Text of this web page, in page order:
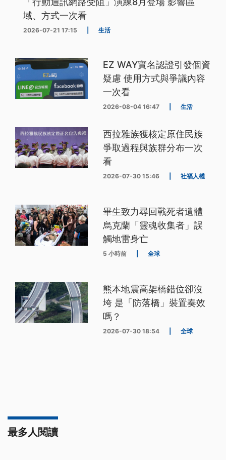
域、方式一次看
2026-07-21 17:15 生活
EZ WAY實名認證引發個資
疑慮 使用方式與爭議內容
一次看
2026-08-04 16:47 生活
西拉雅族獲核定原住民族
爭取過程與族群分布一次
看
2026-07-30 15:46 社福人權
畢生致力尋回戰死者遺體
烏克蘭「靈魂收集者」誤
觸地雷身亡
5 小時前 全球
熊本地震高架橋錯位卻沒
垮 是「防落橋」裝置奏效
嗎？
2026-07-30 18:54 全球
最多人閱讀